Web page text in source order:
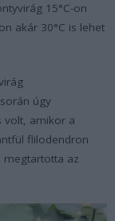
15°C-on
akár 30°C is lehet
úgy
volt, amikor a
flilodendron
megtartotta az